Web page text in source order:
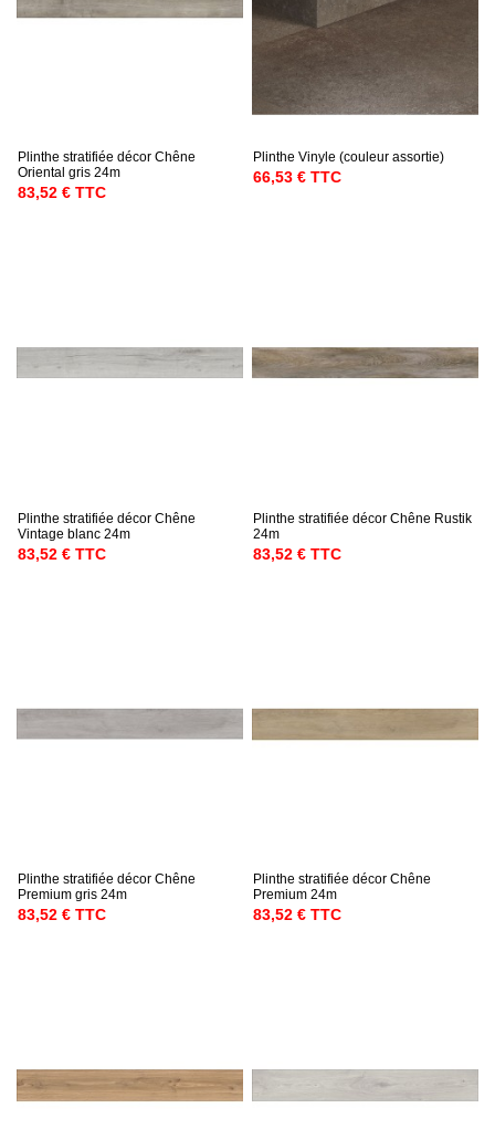
Plinthe stratifiée décor Chêne
Oriental gris 24m
83,52 € TTC
Plinthe Vinyle (couleur assortie)
66,53 € TTC
Plinthe stratifiée décor Chêne
Vintage blanc 24m
83,52 € TTC
Plinthe stratifiée décor Chêne Rustik
24m
83,52 € TTC
Plinthe stratifiée décor Chêne
Premium gris 24m
83,52 € TTC
Plinthe stratifiée décor Chêne
Premium 24m
83,52 € TTC